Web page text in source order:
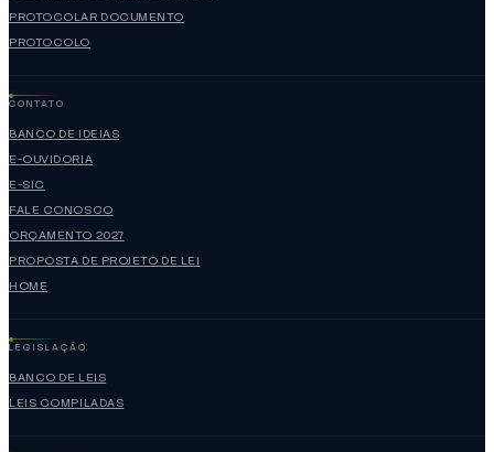
PROTOCOLAR DOCUMENTO
PROTOCOLO
CONTATO
BANCO DE IDEIAS
E-OUVIDORIA
E-SIC
FALE CONOSCO
ORÇAMENTO 2027
PROPOSTA DE PROJETO DE LEI
HOME
LEGISLAÇÃO
BANCO DE LEIS
LEIS COMPILADAS